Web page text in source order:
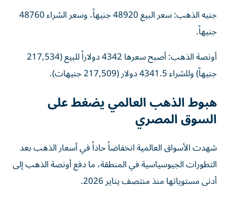
جنيه الذهب: سعر البيع 48920 جنيهاً، وسعر الشراء 48760
جنيهاً.
أونصة الذهب: أصبح سعرها 4342 دولاراً للبيع (217,534
جنيهاً) وللشراء 4341.5 دولار (217,509 جنيهات).
هبوط الذهب العالمي يضغط على
السوق المصري
شهدت الأسواق العالمية انخفاضاً حاداً في أسعار الذهب بعد
التطورات الجيوسياسية في المنطقة، ما دفع أونصة الذهب إلى
أدنى مستوياتها منذ منتصف يناير 2026.